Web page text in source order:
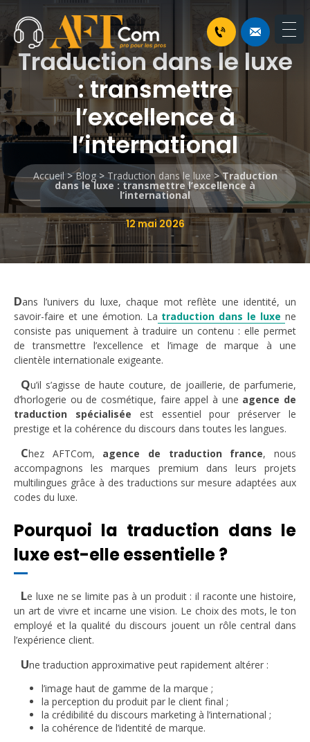
Traduction dans le luxe
: transmettre
l’excellence à
l’international
Accueil>Blog> Traduction dans le luxe >Traduction
dans le luxe : transmettre l’excellence à
l’international
12 mai 2026
Dans l’univers du luxe, chaque mot reflète une identité, un
savoir-faire et une émotion. La traduction dans le luxe ne
consiste pas uniquement à traduire un contenu : elle permet
de transmettre l’excellence et l’image de marque à une
clientèle internationale exigeante.
Qu’il s’agisse de haute couture, de joaillerie, de parfumerie,
d’horlogerie ou de cosmétique, faire appel à une agence de
traduction spécialisée est essentiel pour préserver le
prestige et la cohérence du discours dans toutes les langues.
Chez AFTCom, agence de traduction france, nous
accompagnons les marques premium dans leurs projets
multilingues grâce à des traductions sur mesure adaptées aux
codes du luxe.
Pourquoi la traduction dans le
luxe est-elle essentielle ?
Le luxe ne se limite pas à un produit : il raconte une histoire,
un art de vivre et incarne une vision. Le choix des mots, le ton
employé et la qualité du discours jouent un rôle central dans
l’expérience client.
Une traduction approximative peut rapidement altérer :
l’image haut de gamme de la marque ;
la perception du produit par le client final ;
la crédibilité du discours marketing à l’international ;
la cohérence de l’identité de marque.